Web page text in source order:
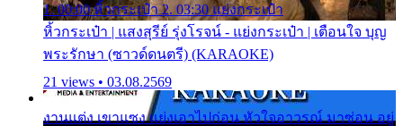
1. 00:00 หิ้วกระเป๋า 2. 03:30 แย่งกระเป๋า
หิ้วกระเป๋า | แสงสุรีย์ รุ่งโรจน์ - แย่งกระเป๋า | เตือนใจ บุญ
พระรักษา (ซาวด์ดนตรี) (KARAOKE)
21 views • 03.08.2569
งานแต่ง เขาแซง แย่งเอาไปก่อน หัวใจอาวรณ์ มาซ่อน อยู่